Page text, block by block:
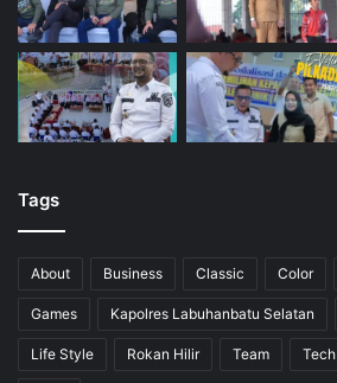
Tags
About Business Classic Color
Games Kapolres Labuhanbatu Selatan
Life Style Rokan Hilir Team Tech